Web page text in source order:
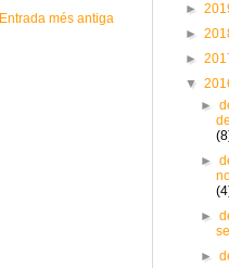
Entrada més antiga
►
►
►
▼
►
►
►
►